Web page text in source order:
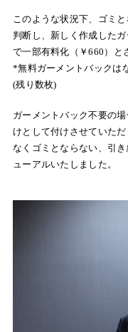
このような状況下、 ゴミ
判断し、新しく作成した
で一部有料化（￥660）と
*無料ガーメントバックは
(残り数枚)
ガーメントバック不要の
けとして付けさせていた
なくゴミとならない、引
ューアルいたしました。